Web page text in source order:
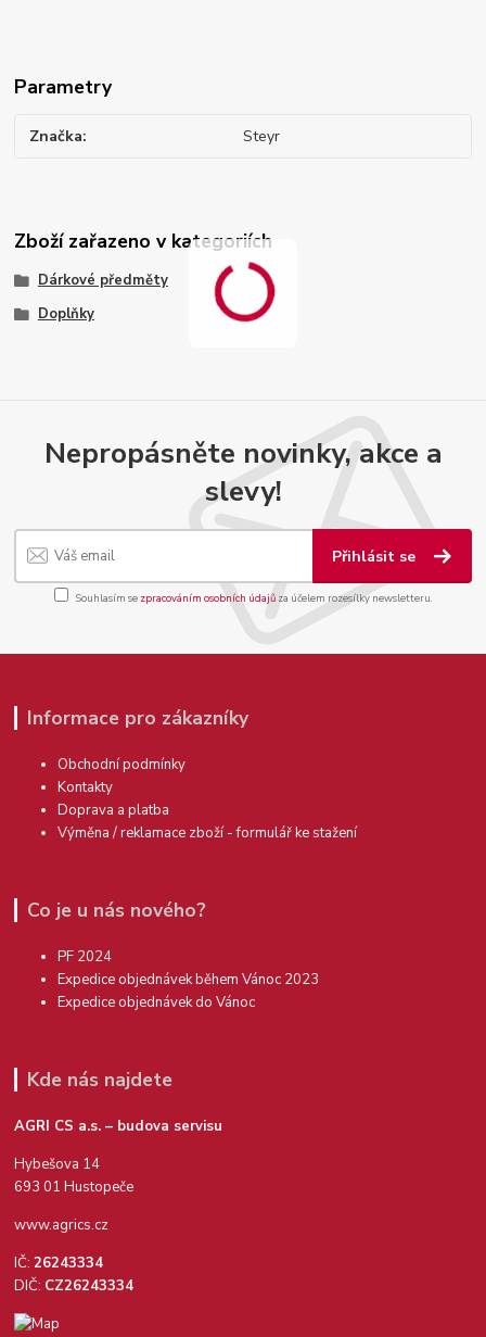
Parametry
Značka Steyr
Zboží zařazeno v kategoriích
Dárkové předměty
Doplňky
Nepropásněte novinky, akce a
slevy!
Přihlásit se
Souhlasím se zpracováním osobních údajůza účelem rozesílky newsletteru.
Informace pro zákazníky
Obchodní podmínky
Kontakty
Doprava a platba
Výměna / reklamace zboží - formulář ke stažení
Co je u nás nového?
PF 2024
Expedice objednávek během Vánoc 2023
Expedice objednávek do Vánoc
Kde nás najdete
AGRI CS a.s. – budova servisu
Hybešova 14
693 01 Hustopeče
www.agrics.cz
IČ:26243334
DIČ: CZ26243334